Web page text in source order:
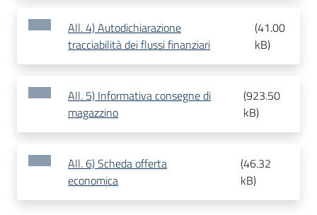
All. 4) Autodichiarazione
tracciabilità dei flussi finanziari
(41.00
kB)
All. 5) Informativa consegne di
magazzino
(923.50
kB)
All. 6) Scheda offerta
economica
(46.32
kB)